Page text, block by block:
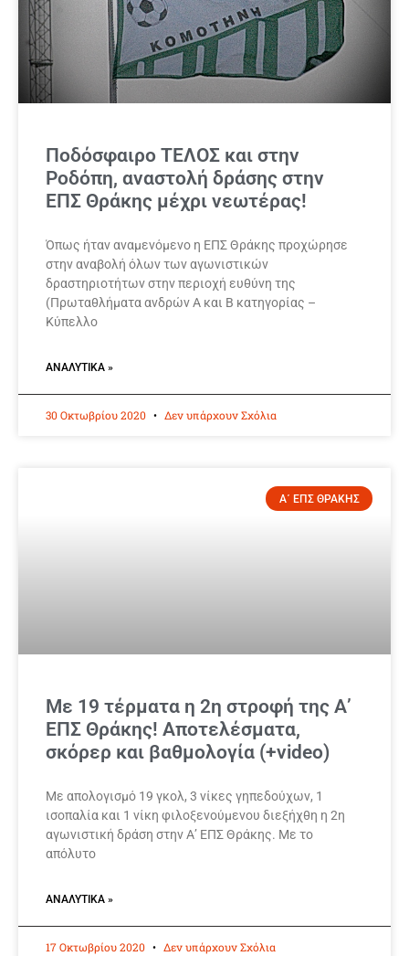
Ποδόσφαιρο ΤΕΛΟΣ και στην
Ροδόπη, αναστολή δράσης στην
ΕΠΣ Θράκης μέχρι νεωτέρας!
Όπως ήταν αναμενόμενο η ΕΠΣ Θράκης προχώρησε
στην αναβολή όλων των αγωνιστικών
δραστηριοτήτων στην περιοχή ευθύνη της
(Πρωταθλήματα ανδρών Α και Β κατηγορίας –
Κύπελλο
ΑΝΑΛΥΤΙΚΆ »
30 Οκτωβρίου 2020 Δεν υπάρχουν Σχόλια
Α΄ ΕΠΣ ΘΡΑΚΗΣ
Με 19 τέρματα η 2η στροφή της Α’
ΕΠΣ Θράκης! Αποτελέσματα,
σκόρερ και βαθμολογία (+video)
Με απολογισμό 19 γκολ, 3 νίκες γηπεδούχων, 1
ισοπαλία και 1 νίκη φιλοξενούμενου διεξήχθη η 2η
αγωνιστική δράση στην Α’ ΕΠΣ Θράκης. Με το
απόλυτο
ΑΝΑΛΥΤΙΚΆ »
17 Οκτωβρίου 2020 Δεν υπάρχουν Σχόλια